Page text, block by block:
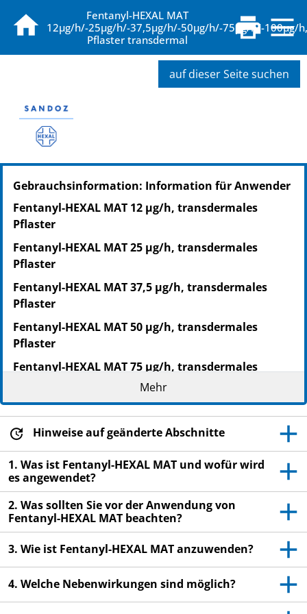
Fentanyl-HEXAL MAT
12µg/h/-25µg/h/-37,5µg/h/-50µg/h/-75µg/h/-100µg/h,
Pflaster transdermal
auf dieser Seite suchen
PZN: 04432601
PPN: 110443260170
NTIN: 04150044326010
PZN: 04432618
NTIN: 04150044326188
PZN: 04432624
PPN: 110443262426
NTIN: 04150044326249
Gebrauchsinformation: Information für Anwender
Fentanyl-HEXAL MAT 12 µg/h, transdermales
Pflaster
Fentanyl-HEXAL MAT 25 µg/h, transdermales
Pflaster
Fentanyl-HEXAL MAT 37,5 µg/h, transdermales
Pflaster
Fentanyl-HEXAL MAT 50 µg/h, transdermales
Pflaster
Fentanyl-HEXAL MAT 75 µg/h, transdermales
Fentanyl-HEXAL MAT 100 µg/h, transdermales
Lesen Sie die gesamte Packungsbeilage sorgfältig
durch, bevor Sie mit der Anwendung dieses
Arzneimittels beginnen, denn sie enthält wichtige
Informationen.
Heben Sie die Packungsbeilage auf. Vielleicht
möchten Sie diese später nochmals lesen.
an Ihren Arzt, Apotheker oder das medizinische
Fachpersonal.
Mehr
Hinweise auf geänderte Abschnitte
1. Was ist Fentanyl-HEXAL MAT und wofür wird
es angewendet?
2. Was sollten Sie vor der Anwendung von
Fentanyl-HEXAL MAT beachten?
3. Wie ist Fentanyl-HEXAL MAT anzuwenden?
4. Welche Nebenwirkungen sind möglich?